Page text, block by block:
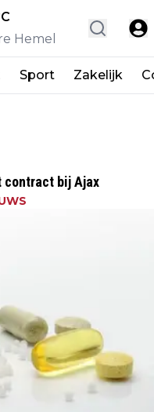
Hemel
Sport Zakelijk
contract bij Ajax